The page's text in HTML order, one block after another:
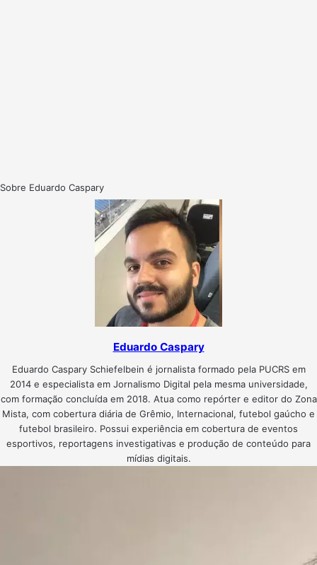
Sobre Eduardo Caspary
Eduardo Caspary
Eduardo Caspary Schiefelbein é jornalista formado pela PUCRS em
2014 e especialista em Jornalismo Digital pela mesma universidade,
com formação concluída em 2018. Atua como repórter e editor do Zona
Mista, com cobertura diária de Grêmio, Internacional, futebol gaúcho e
futebol brasileiro. Possui experiência em cobertura de eventos
esportivos, reportagens investigativas e produção de conteúdo para
mídias digitais.